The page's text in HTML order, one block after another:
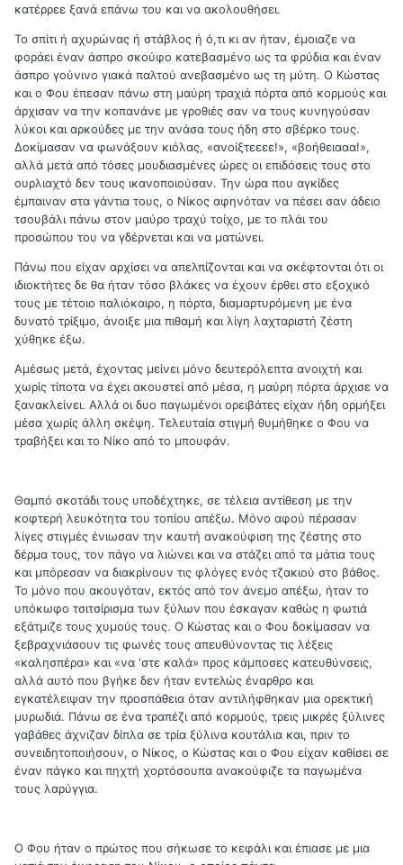
κατέρρεε ξανά επάνω του και να ακολουθήσει.
Το σπίτι ή αχυρώνας ή στάβλος ή ό,τι κι αν ήταν, έμοιαζε να
φοράει έναν άσπρο σκούφο κατεβασμένο ως τα φρύδια και έναν
άσπρο γούνινο γιακά παλτού ανεβασμένο ως τη μύτη. Ο Κώστας
και ο Φου έπεσαν πάνω στη μαύρη τραχιά πόρτα από κορμούς και
άρχισαν να την κοπανάνε με γροθιές σαν να τους κυνηγούσαν
λύκοι και αρκούδες με την ανάσα τους ήδη στο σβέρκο τους.
Δοκίμασαν να φωνάξουν κιόλας, «ανοίξτεεεε!», «βοήθειααα!»,
αλλά μετά από τόσες μουδιασμένες ώρες οι επιδόσεις τους στο
ουρλιαχτό δεν τους ικανοποιούσαν. Την ώρα που αγκίδες
έμπαιναν στα γάντια τους, ο Νίκος αφηνόταν να πέσει σαν άδειο
τσουβάλι πάνω στον μαύρο τραχύ τοίχο, με το πλάι του
προσώπου του να γδέρνεται και να ματώνει.
Πάνω που είχαν αρχίσει να απελπίζονται και να σκέφτονται ότι οι
ιδιοκτήτες δε θα ήταν τόσο βλάκες να έχουν έρθει στο εξοχικό
τους με τέτοιο παλιόκαιρο, η πόρτα, διαμαρτυρόμενη με ένα
δυνατό τρίξιμο, άνοιξε μια πιθαμή και λίγη λαχταριστή ζέστη
χύθηκε έξω.
Αμέσως μετά, έχοντας μείνει μόνο δευτερόλεπτα ανοιχτή και
χωρίς τίποτα να έχει ακουστεί από μέσα, η μαύρη πόρτα άρχισε να
ξανακλείνει. Αλλά οι δυο παγωμένοι ορειβάτες είχαν ήδη ορμήξει
μέσα χωρίς άλλη σκέψη. Τελευταία στιγμή θυμήθηκε ο Φου να
τραβήξει και το Νίκο από το μπουφάν.
Θαμπό σκοτάδι τους υποδέχτηκε, σε τέλεια αντίθεση με την
κοφτερή λευκότητα του τοπίου απέξω. Μόνο αφού πέρασαν
λίγες στιγμές ένιωσαν την καυτή ανακούφιση της ζέστης στο
δέρμα τους, τον πάγο να λιώνει και να στάζει από τα μάτια τους
και μπόρεσαν να διακρίνουν τις φλόγες ενός τζακιού στο βάθος.
Το μόνο που ακουγόταν, εκτός από τον άνεμο απέξω, ήταν το
υπόκωφο τσιτσίρισμα των ξύλων που έσκαγαν καθώς η φωτιά
εξάτμιζε τους χυμούς τους.‭ Ο Κώστας και ο Φου δοκίμασαν να
ξεβραχνιάσουν τις φωνές τους απευθύνοντας τις λέξεις
«καλησπέρα» και «να 'στε καλά» προς κάμποσες κατευθύνσεις,
αλλά αυτό που βγήκε δεν ήταν εντελώς έναρθρο και
εγκατέλειψαν την προσπάθεια όταν αντιλήφθηκαν μια ορεκτική
μυρωδιά. ‬Πάνω σε ένα τραπέζι από κορμούς, τρεις μικρές ξύλινες
γαβάθες άχνιζαν δίπλα σε τρία ξύλινα κουτάλια και, πριν το
συνειδητοποιήσουν, ο Νίκος, ο Κώστας και ο Φου είχαν καθίσει σε
έναν πάγκο και πηχτή χορτόσουπα ανακούφιζε τα παγωμένα
τους λαρύγγια.
Ο Φου ήταν ο πρώτος που σήκωσε το κεφάλι και έπιασε με μια